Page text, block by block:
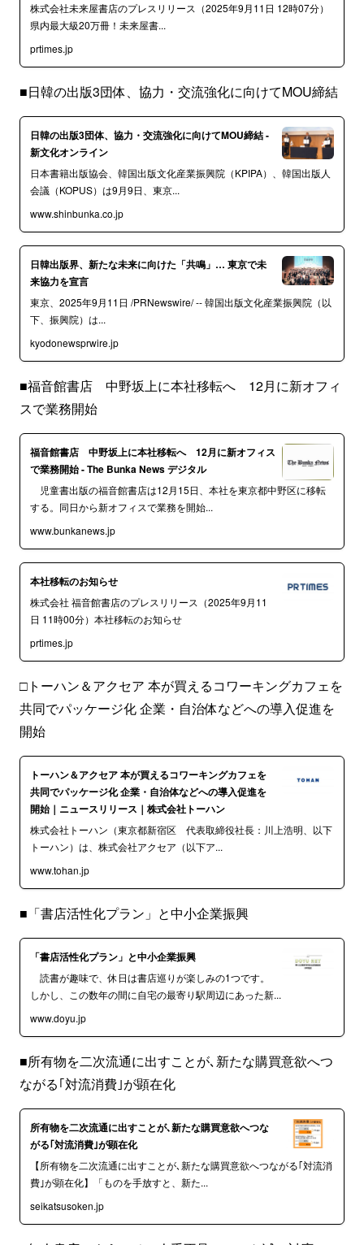
株式会社未来屋書店のプレスリリース（2025年9月11日 12時07分）
県内最大級20万冊！未来屋書...
prtimes.jp
■日韓の出版3団体、協力・交流強化に向けてMOU締結
日韓の出版3団体、協力・交流強化に向けてMOU締結 -
新文化オンライン
日本書籍出版協会、韓国出版文化産業振興院（KPIPA）、韓国出版人
会議（KOPUS）は9月9日、東京...
www.shinbunka.co.jp
日韓出版界、新たな未来に向けた「共鳴」… 東京で未
来協力を宣言
東京、2025年9月11日 /PRNewswire/ -- 韓国出版文化産業振興院（以
下、振興院）は...
kyodonewsprwire.jp
■福音館書店 中野坂上に本社移転へ 12月に新オフィ
スで業務開始
福音館書店 中野坂上に本社移転へ 12月に新オフィス
で業務開始 - The Bunka News デジタル
児童書出版の福音館書店は12月15日、本社を東京都中野区に移転
する。同日から新オフィスで業務を開始...
www.bunkanews.jp
本社移転のお知らせ
株式会社 福音館書店のプレスリリース（2025年9月11
日 11時00分）本社移転のお知らせ
prtimes.jp
□トーハン＆アクセア 本が買えるコワーキングカフェを
共同でパッケージ化 企業・自治体などへの導入促進を
開始
トーハン＆アクセア 本が買えるコワーキングカフェを
共同でパッケージ化 企業・自治体などへの導入促進を
開始｜ニュースリリース｜株式会社トーハン
株式会社トーハン（東京都新宿区 代表取締役社長：川上浩明、以下
トーハン）は、株式会社アクセア（以下ア...
www.tohan.jp
■「書店活性化プラン」と中小企業振興
「書店活性化プラン」と中小企業振興
読書が趣味で、休日は書店巡りが楽しみの1つです。
しかし、この数年の間に自宅の最寄り駅周辺にあった新...
www.doyu.jp
■所有物を二次流通に出すことが､新たな購買意欲へつ
ながる｢対流消費｣が顕在化
所有物を二次流通に出すことが､新たな購買意欲へつな
がる｢対流消費｣が顕在化
【所有物を二次流通に出すことが､新たな購買意欲へつながる｢対流消
費｣が顕在化】「ものを手放すと、新た...
seikatsusoken.jp